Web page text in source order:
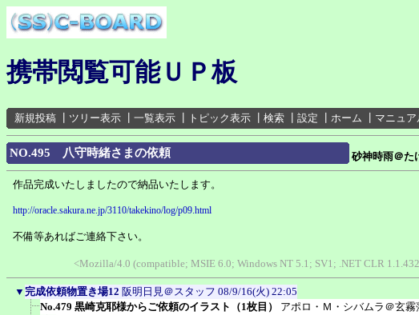
携帯閲覧可能ＵＰ板
新規投稿 ツリー表示 一覧表示 トピック表示 検索 設定 ホーム マニュア
NO.495 八守時緒さまの依頼 砂神時雨＠た
作品完成いたしましたので納品いたします。
http://oracle.sakura.ne.jp/3110/takekino/log/p09.html
不備等あればご連絡下さい。
<Mozilla/4.0 (compatible; MSIE 6.0; Windows NT 5.1; SV1; .NET CLR
▼ 完成依頼物置き場12 阪明日見＠スタッフ 08/9/16(火) 22:05
No.479 黒崎克耶様からご依頼のイラスト（1枚目）
アポロ・Ｍ・シバムラ＠玄霧